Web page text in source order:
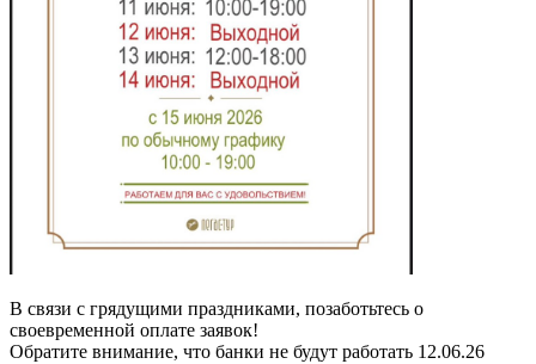
В связи с грядущими праздниками, позаботьтесь о
своевременной оплате заявок!
Обратите внимание, что банки не будут работать 12.06.26